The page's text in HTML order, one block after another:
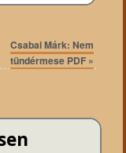
Csabai Márk: Nem
tündérmese PDF »